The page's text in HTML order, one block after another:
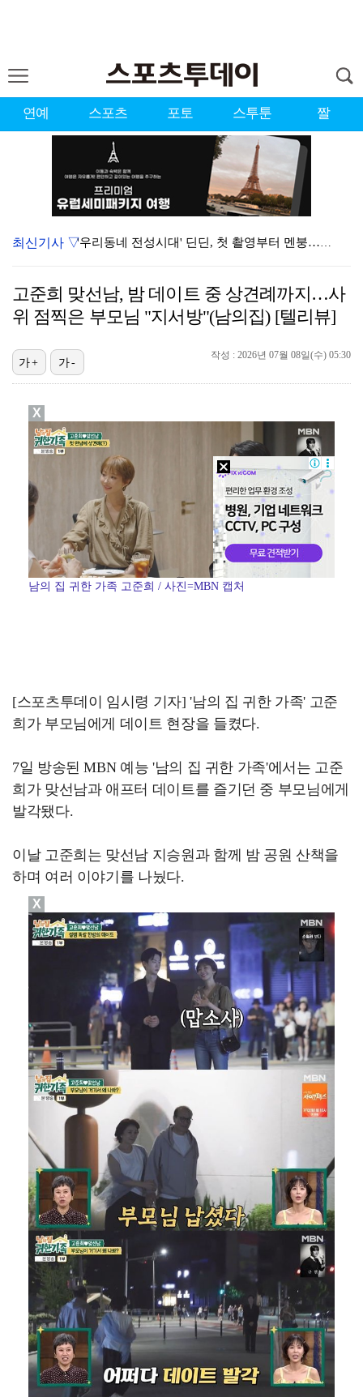
연예 스포츠 포토 스투툰 짤
'우리동네 전성시대' 딘딘, 첫 촬영부터 멘붕…시작부터…
정해인X강하늘X이청아X유재명X김선영 뭉쳤다…'아가미',…
진세연, 전속계약 종료…FA 시장 나왔다 [공식]
[ST포토] 정지효, 홀컵으로 쏙~
[ST포토] 더울 때 만나는 아이스쇼
[ST포토] 마서영, 나이스 퍼팅
[ST포토] 송혜빈, 빠른 홀아웃
최신기사 ▽
고준희 맞선남, 밤 데이트 중 상견례까지…사
위 점찍은 부모님 "지서방"(남의집) [텔리뷰]
작성 : 2026년 07월 08일(수) 05:30
가+ 가-
남의 집 귀한 가족 고준희 / 사진=MBN 캡처
[스포츠투데이 임시령 기자] '남의 집 귀한 가족' 고준
희가 부모님에게 데이트 현장을 들켰다.
7일 방송된 MBN 예능 '남의 집 귀한 가족'에서는 고준
희가 맞선남과 애프터 데이트를 즐기던 중 부모님에게
발각됐다.
이날 고준희는 맞선남 지승원과 함께 밤 공원 산책을
하며 여러 이야기를 나눴다.
X
X